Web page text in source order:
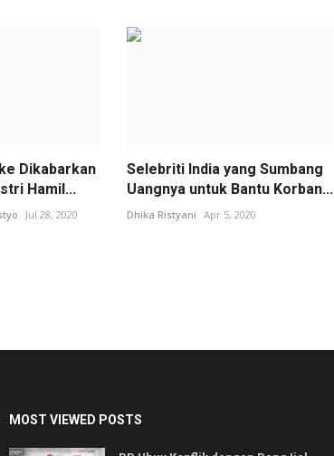
Dikabarkan
Hamil...
Jul 28, 2020
Selebriti India yang Sumbang
Uangnya untuk Bantu Korban...
Dhika Ristyani Apr 5, 2020
MOST VIEWED POSTS